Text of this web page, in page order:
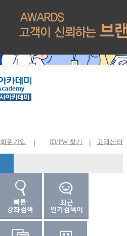
고객센터
|
ID/PW 찾기
|
회원가입